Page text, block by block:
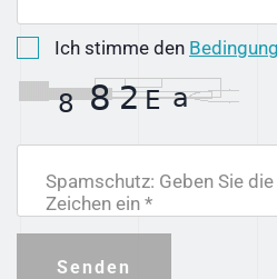
Ich stimme den
Spamschutz: Geben Sie
Zeichen ein *
Senden